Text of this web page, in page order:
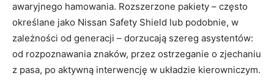
awaryjnego hamowania. Rozszerzone pakiety – często
określane jako Nissan Safety Shield lub podobnie, w
zależności od generacji – dorzucają szereg asystentów:
od rozpoznawania znaków, przez ostrzeganie o zjechaniu
z pasa, po aktywną interwencję w układzie kierowniczym.